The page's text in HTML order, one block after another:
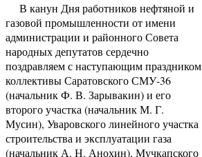
В канун Дня работников нефтяной и
газовой промышленности от имени
администрации и районного Совета
народных депутатов сердечно
поздравляем с наступающим праздником
коллективы Саратовского СМУ-36
(начальник Ф. В. Зарывакин) и его
второго участка (начальник М. Г.
Мусин), Уваровского линейного участка
строительства и эксплуатации газа
(начальник А. Н. Анохин), Мучкапского